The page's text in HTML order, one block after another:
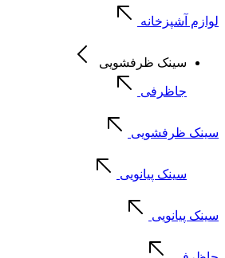
لوازم آشپزخانه
سینک ظرفشویی
جاظرفی
سینک ظرفشویی
سینک پیانویی
سینک پیانویی